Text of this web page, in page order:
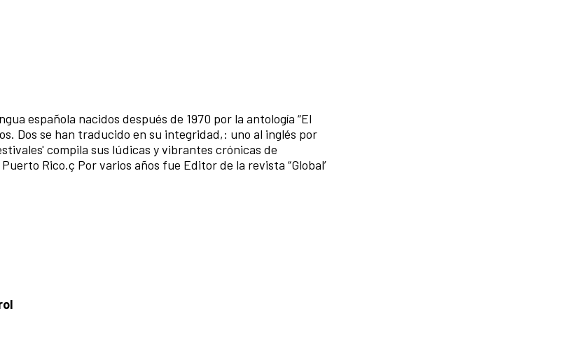
española nacidos después de 1970 por la antología “El
Dos se han traducido en su integridad,: uno al inglés por
compila sus lúdicas y vibrantes crónicas de
Rico.ç Por varios años fue Editor de la revista “Global’